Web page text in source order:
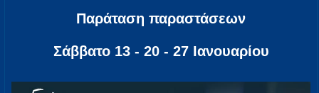
Παράταση παραστάσεων
Σάββατο 13 - 20 - 27 Ιανουαρίου